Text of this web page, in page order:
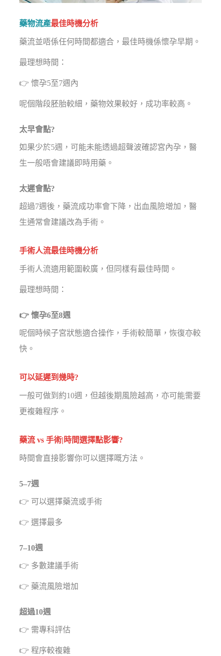
藥物流產最佳時機分析
藥流並唔係任何時間都適合，最佳時機係懷孕早期。
最理想時間：
👉 懷孕5至7週內
呢個階段胚胎較細，藥物效果較好，成功率較高。
太早會點?
如果少於5週，可能未能透過超聲波確認宮內孕，醫
生一般唔會建議即時用藥。
太遲會點?
超過7週後，藥流成功率會下降，出血風險增加，醫
生通常會建議改為手術。
手術人流最佳時機分析
手術人流適用範圍較廣，但同樣有最佳時間。
最理想時間：
👉 懷孕6至8週
呢個時候子宮狀態適合操作，手術較簡單，恢復亦較
快。
可以延遲到幾時?
一般可做到約10週，但越後期風險越高，亦可能需要
更複雜程序。
藥流 vs 手術|時間選擇點影響?
時間會直接影響你可以選擇嘅方法。
5–7週
👉 可以選擇藥流或手術
👉 選擇最多
7–10週
👉 多數建議手術
👉 藥流風險增加
超過10週
👉 需專科評估
👉 程序較複雜